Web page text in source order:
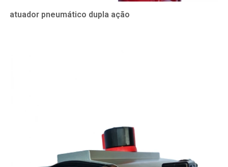
atuador pneumático dupla ação